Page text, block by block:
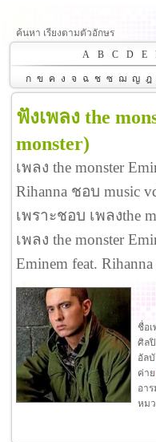
ค้นหา เรียงตามตัวอักษร
A
B C D E
ก ข ค ง จ ฉ ช ซ ฌ ญ ฎ
ฟังเพลง the
monster)
เพลง the monster
Rihanna ชอบ music
เพราะชอบ เพลงthe
เพลง the monster
Eminem feat.
ชื่อเ
ศิล
อัล
ค่า
อา
หม